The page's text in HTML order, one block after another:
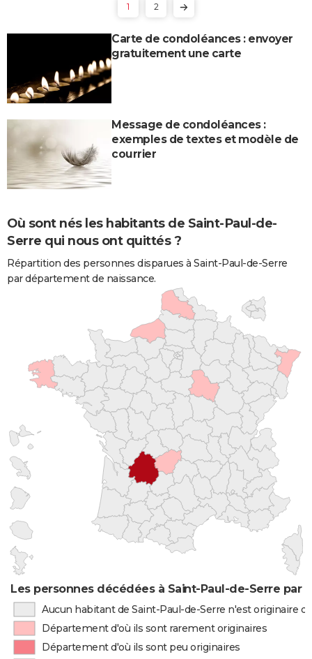
1 2
Carte de condoléances : envoyer
gratuitement une carte
Message de condoléances :
exemples de textes et modèle de
courrier
Où sont nés les habitants de Saint-Paul-de-
Serre qui nous ont quittés ?
Répartition des personnes disparues à Saint-Paul-de-Serre
par département de naissance.
Les personnes décédées à Saint-Paul-de-Serre par
Aucun habitant de Saint-Paul-de-Serre n'est originaire
Département d'où ils sont rarement originaires
Département d'où ils sont peu originaires